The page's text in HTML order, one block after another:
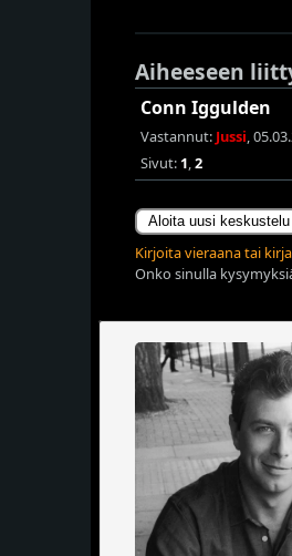
Aiheeseen
Conn Iggulden
Vastannut: Jussi,
Sivut: 1,2
Aloita uusi keskustelu
Kirjoita vieraana tai
Onko sinulla